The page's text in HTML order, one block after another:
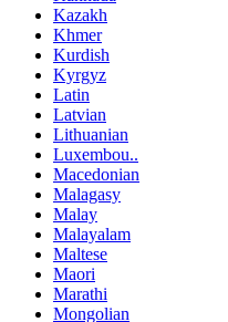
Kazakh
Khmer
Kurdish
Kyrgyz
Latin
Latvian
Lithuanian
Luxembou..
Macedonian
Malagasy
Malay
Malayalam
Maltese
Maori
Marathi
Mongolian